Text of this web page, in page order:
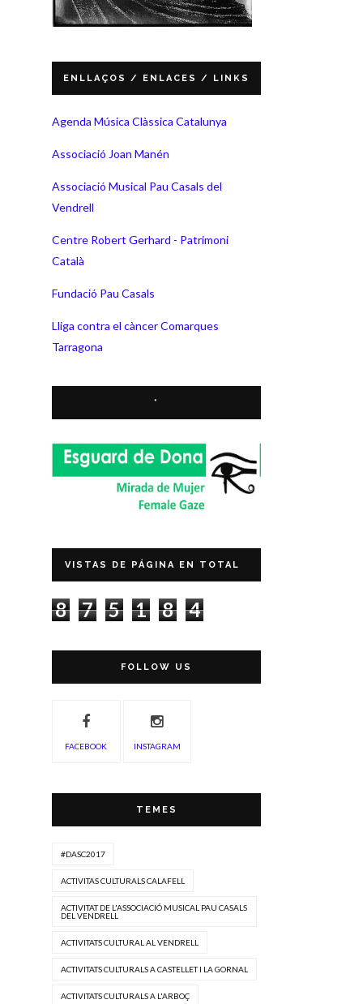
ENLLAÇOS / ENLACES / LINKS
Agenda Música Clàssica Catalunya
Associació Joan Manén
Associació Musical Pau Casals del
Vendrell
Centre Robert Gerhard - Patrimoni
Català
Fundació Pau Casals
Lliga contra el càncer Comarques
Tarragona
*
VISTAS DE PÁGINA EN TOTAL
8 7 5 1 8 4
FOLLOW US
FACEBOOK INSTAGRAM
TEMES
#DASC2017
ACTIVITAS CULTURALS CALAFELL
ACTIVITAT DE L'ASSOCIACIÓ MUSICAL PAU CASALS
DEL VENDRELL
ACTIVITATS CULTURAL AL VENDRELL
ACTIVITATS CULTURALS A CASTELLET I LA GORNAL
ACTIVITATS CULTURALS A L'ARBOÇ